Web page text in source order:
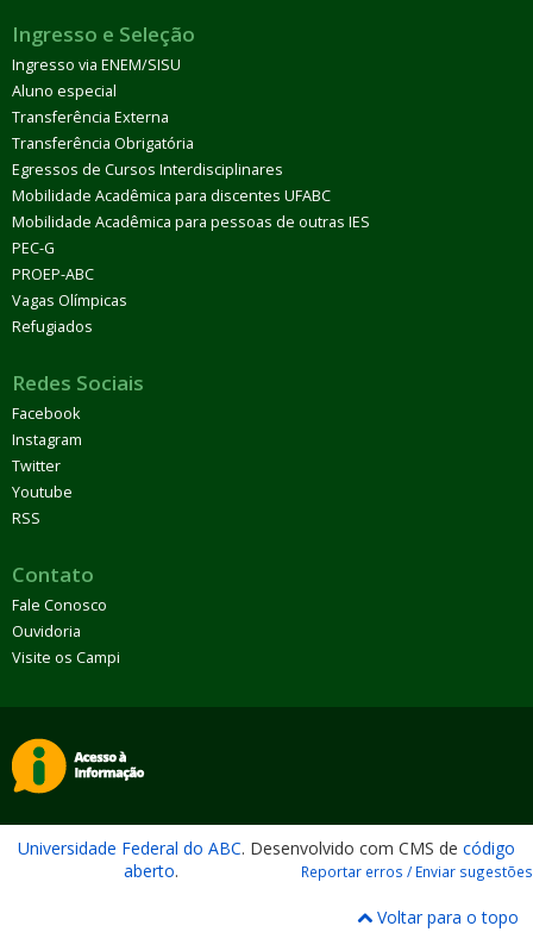
Ingresso e Seleção
Ingresso via ENEM/SISU
Aluno especial
Transferência Externa
Transferência Obrigatória
Egressos de Cursos Interdisciplinares
Mobilidade Acadêmica para discentes UFABC
Mobilidade Acadêmica para pessoas de outras IES
PEC-G
PROEP-ABC
Vagas Olímpicas
Refugiados
Redes Sociais
Facebook
Instagram
Twitter
Youtube
RSS
Contato
Fale Conosco
Ouvidoria
Visite os Campi
Universidade Federal do ABC. Desenvolvido com CMS de código
aberto. Reportar erros / Enviar sugestões
Voltar para o topo